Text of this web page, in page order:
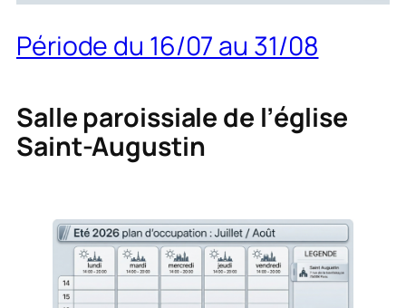
Période du 16/07 au 31/08
Salle paroissiale de l’église
Saint-Augustin